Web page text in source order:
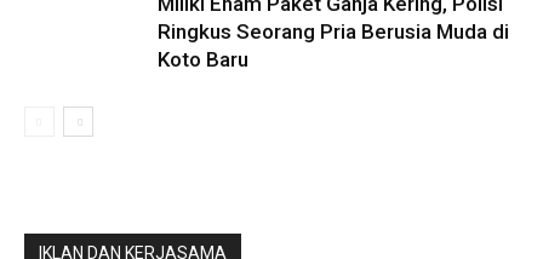
Ringkus Seorang Pria Berusia Muda di
Koto Baru
IKLAN DAN KERJASAMA